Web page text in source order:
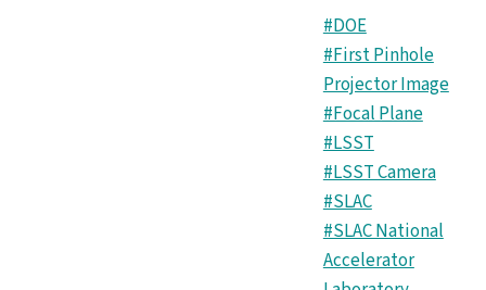
#DOE
#First Pinhole
Projector Image
#Focal Plane
#LSST
#LSST Camera
#SLAC
#SLAC National
Accelerator